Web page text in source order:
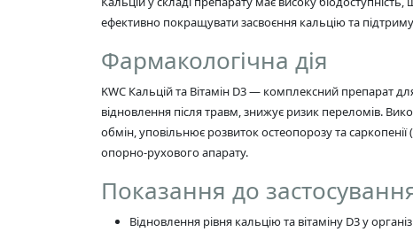
ефективно покращувати засвоєння кальцію та
Фармакологічна дія
KWC Кальцій та Вітамін D3 — комплексний препарат
відновлення після травм, знижує ризик переломів.
обмін, уповільнює розвиток остеопорозу та
опорно-рухового апарату.
Показання до
Відновлення рівня кальцію та вітаміну D3 у